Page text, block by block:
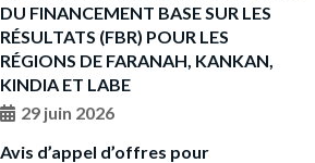
DU FINANCEMENT BASE SUR LES
RÉSULTATS (FBR) POUR LES
RÉGIONS DE FARANAH, KANKAN,
KINDIA ET LABE
29 juin 2026
Avis d’appel d’offres pour